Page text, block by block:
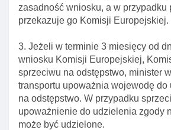
zasadność wniosku, a w przypadku
przekazuje go Komisji Europejskiej.
3. Jeżeli w terminie 3 miesięcy od
wniosku Komisji Europejskiej,
sprzeciwu na odstępstwo, minister
transportu upoważnia wojewodę
na odstępstwo. W przypadku
upoważnienie do udzielenia zgody
może być udzielone.
rejestracji obrazu zdarzeń na
Art. 20h. Udostępnianie
Art. 21. Zarządy dróg
Art. 22. ZarząD gruntami w pasie
Rozdział 2a. Zarządzanie tunelami
transeuropejskiej sieci drogowej
Art. 24a. Zarządzanie tunelami